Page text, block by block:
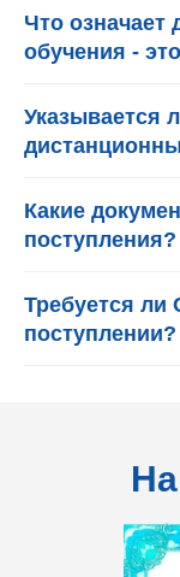
Что
обучения -
Указывается
Какие
поступления?
Требуется
поступлении?